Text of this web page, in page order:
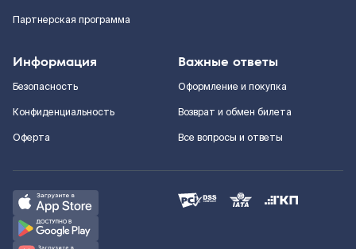
Партнерская программа
Информация
Безопасность
Конфиденциальность
Оферта
Важные ответы
Оформление и покупка
Возврат и обмен билета
Все вопросы и ответы